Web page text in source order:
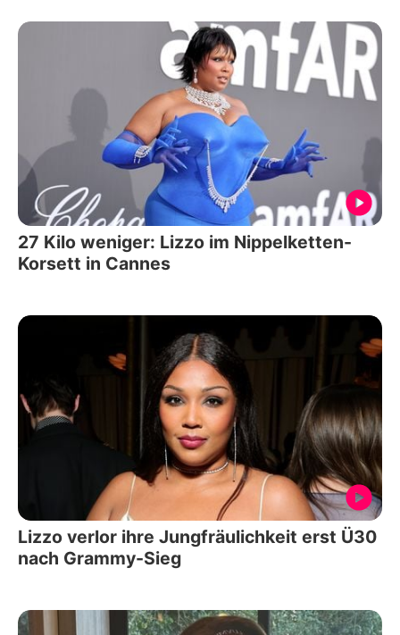
27 Kilo weniger: Lizzo im Nippelketten-
Korsett in Cannes
Lizzo verlor ihre Jungfräulichkeit erst Ü30
nach Grammy-Sieg